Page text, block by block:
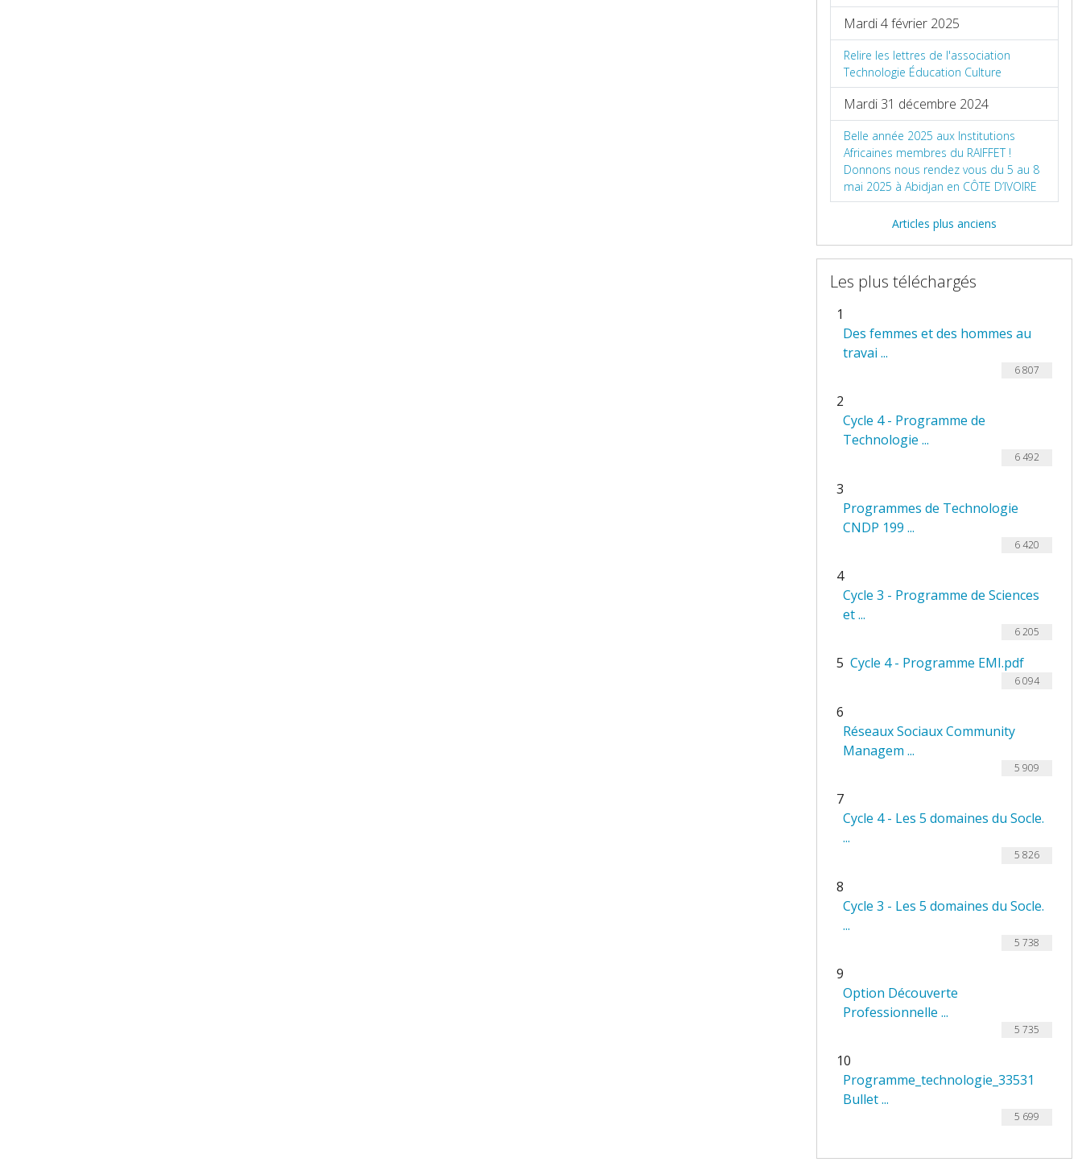
Mardi 4 février 2025
Relire les lettres de l'association
Technologie Éducation Culture
Mardi 31 décembre 2024
Belle année 2025 aux Institutions
Africaines membres du RAIFFET !
Donnons nous rendez vous du 5 au 8
mai 2025 à Abidjan en CÔTE D’IVOIRE
Articles plus anciens
Les plus téléchargés
1
Des femmes et des hommes au
travai ...
6 807
2
Cycle 4 - Programme de
Technologie ...
6 492
3
Programmes de Technologie
CNDP 199 ...
6 420
4
Cycle 3 - Programme de Sciences
et ...
6 205
5 Cycle 4 - Programme EMI.pdf
6 094
6
Réseaux Sociaux Community
Managem ...
5 909
7
Cycle 4 - Les 5 domaines du Socle.
...
5 826
8
Cycle 3 - Les 5 domaines du Socle.
...
5 738
9
Option Découverte
Professionnelle ...
5 735
10
Programme_technologie_33531
Bullet ...
5 699